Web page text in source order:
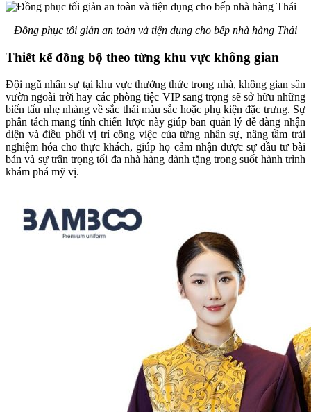
Đồng phục tối giản an toàn và tiện dụng cho bếp nhà hàng Thái
Thiết kế đồng bộ theo từng khu vực không gian
Đội ngũ nhân sự tại khu vực thưởng thức trong nhà, không gian sân
vườn ngoài trời hay các phòng tiệc VIP sang trọng sẽ sở hữu những
biến tấu nhẹ nhàng về sắc thái màu sắc hoặc phụ kiện đặc trưng. Sự
phân tách mang tính chiến lược này giúp ban quản lý dễ dàng nhận
diện và điều phối vị trí công việc của từng nhân sự, nâng tầm trải
nghiệm hóa cho thực khách, giúp họ cảm nhận được sự đầu tư bài
bản và sự trân trọng tối đa nhà hàng dành tặng trong suốt hành trình
khám phá mỹ vị.